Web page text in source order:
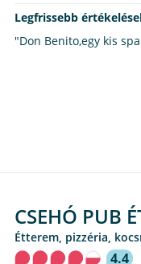
Legfrissebb
"Don Benito,egy kis
CSEHÓ PUB
étterem, pizzéria,
4.4